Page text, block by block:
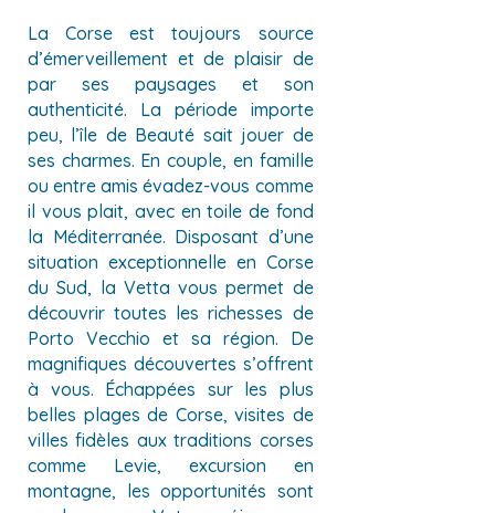
La Corse est toujours source
d’émerveillement et de plaisir de
par ses paysages et son
authenticité. La période importe
peu, l’île de Beauté sait jouer de
ses charmes. En couple, en famille
ou entre amis évadez-vous comme
il vous plait, avec en toile de fond
la Méditerranée. Disposant d’une
situation exceptionnelle en Corse
du Sud, la Vetta vous permet de
découvrir toutes les richesses de
Porto Vecchio et sa région. De
magnifiques découvertes s’offrent
à vous. Échappées sur les plus
belles plages de Corse, visites de
villes fidèles aux traditions corses
comme Levie, excursion en
montagne, les opportunités sont